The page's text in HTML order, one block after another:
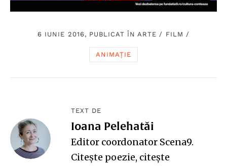
6 IUNIE 2016, PUBLICAT ÎNARTE / FILM /
ANIMAȚIE
TEXT DE
Ioana Pelehatăi
Editor coordonator Scena9.
Citește poezie, citește